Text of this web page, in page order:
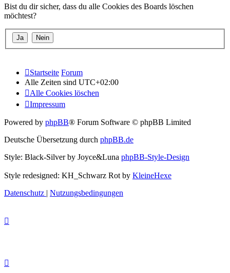
Bist du dir sicher, dass du alle Cookies des Boards löschen
möchtest?
Startseite Forum
Alle Zeiten sind UTC+02:00
Alle Cookies löschen
Impressum
Powered by phpBB® Forum Software © phpBB Limited
Deutsche Übersetzung durch phpBB.de
Style: Black-Silver by Joyce&Luna phpBB-Style-Design
Style redesigned: KH_Schwarz Rot by KleineHexe
Datenschutz | Nutzungsbedingungen